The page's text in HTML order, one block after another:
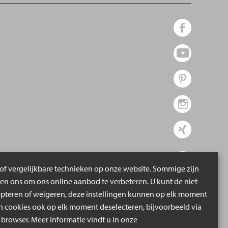
vergelijkbare technieken op onze website. Sommige zijn
ons om ons online aanbod te verbeteren. U kunt de niet-
of weigeren, deze instellingen kunnen op elk moment
cookies ook op elk moment deselecteren, bijvoorbeeld via
Meer informatie vindt u in onze